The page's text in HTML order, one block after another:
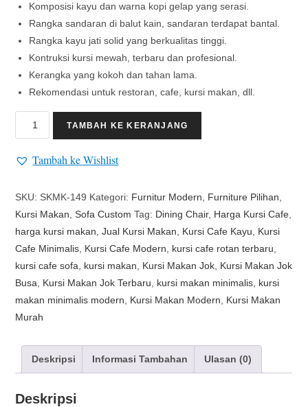
Komposisi kayu dan warna kopi gelap yang serasi.
Rangka sandaran di balut kain, sandaran terdapat bantal.
Rangka kayu jati solid yang berkualitas tinggi.
Kontruksi kursi mewah, terbaru dan profesional.
Kerangka yang kokoh dan tahan lama.
Rekomendasi untuk restoran, cafe, kursi makan, dll.
TAMBAH KE KERANJANG
Tambah ke Wishlist
SKU: SKMK-149 Kategori: Furnitur Modern Furniture Pilihan
Kursi Makan ,Sofa Custom Tag: Dining Chair, Harga Kursi Cafe
harga kursi makan ,Jual Kursi Makan Kursi Cafe Kayu
Kursi
Cafe Minimalis Kursi Cafe Modern kursi cafe rotan terbaru
kursi cafe sofa
kursi makan Kursi Makan Jok Kursi Makan Jok
Busa
Kursi Makan Jok Terbaru kursi makan minimalis kursi
makan minimalis modern
Kursi Makan Modern
Kursi Makan
Murah
Deskripsi Informasi Tambahan Ulasan (0)
Deskripsi